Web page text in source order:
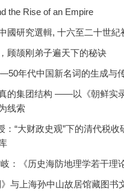
the Rise of an Empire
國研究選輯, 十六至二十世紀
顾颉刚弟子遍天下的秘诀
年代中国新名词的生成与
的集团结构 ——以《朝鲜实
线索
：“大财政史观”下的清代税收
：《历史海防地理学若干理
与上海孙中山故居馆藏图书